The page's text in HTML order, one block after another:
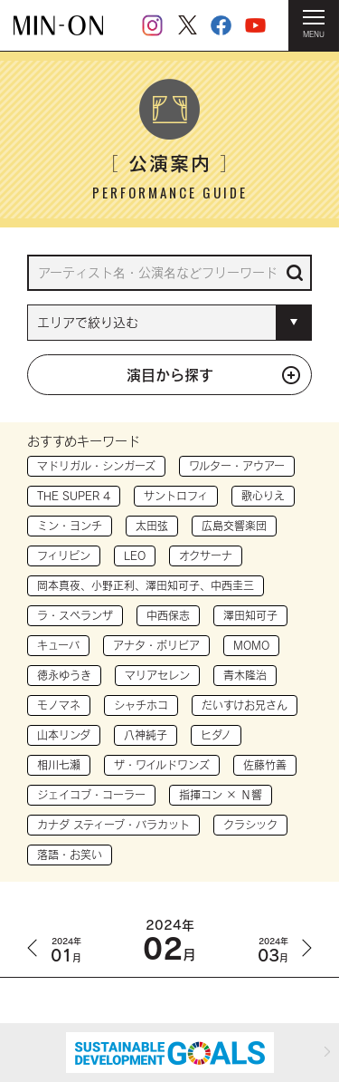
MENU
HOME ＞ 公演案内
［公演案内］
PERFORMANCE GUIDE
演目から探す
おすすめキーワード
マドリガル・シンガーズ ワルター・アウアー
THE SUPER 4 サントロフィ 歌心りえ
ミン・ヨンチ 太田弦 広島交響楽団
フィリピン LEO オクサーナ
岡本真夜、小野正利、澤田知可子、中西圭三
ラ・スペランザ 中西保志 澤田知可子
キューバ アナタ・ボリビア MOMO
徳永ゆうき マリアセレン 青木隆治
モノマネ シャチホコ だいすけお兄さん
山本リンダ 八神純子 ヒダノ
相川七瀬 ザ・ワイルドワンズ 佐藤竹善
ジェイコブ・コーラー 指揮コン × Ｎ響
カナダ スティーブ・バラカット クラシック
落語・お笑い
2024年
01 月
2024年
02月
2024年
03月